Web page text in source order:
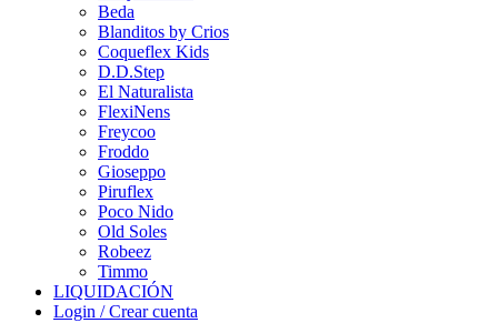
Beda
Blanditos by Crios
Coqueflex Kids
D.D.Step
El Naturalista
FlexiNens
Freycoo
Froddo
Gioseppo
Piruflex
Poco Nido
Old Soles
Robeez
Timmo
LIQUIDACIÓN
Login / Crear cuenta